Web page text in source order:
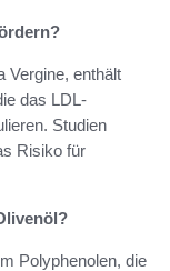
Vergine, enthält
das LDL-
Studien
Risiko für
Polyphenolen, die